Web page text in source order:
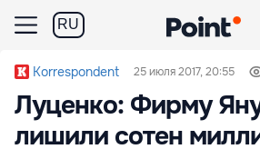
RU
Korrespondent 25 июля 2017, 20:55
Луценко: Фирму
лишили сотен